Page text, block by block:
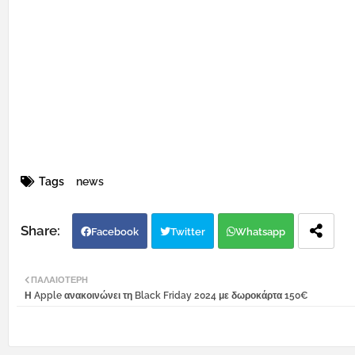
Tags news
Facebook Twitter Whatsapp
ΠΑΛΑΙΌΤΕΡΗ
Η Apple ανακοινώνει τη Black Friday 2024 με δωροκάρτα 150€